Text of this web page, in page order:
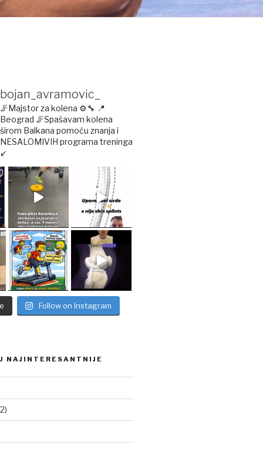
bojan_avramovic_
🦵Majstor za kolena ⚙️🔧 📍
Beograd 🦵Spašavam kolena
širom Balkana pomoću znanja i
NESALOMIVIH programa treninga
↙️
Follow on Instagram
NAJINTERESANTNIJE